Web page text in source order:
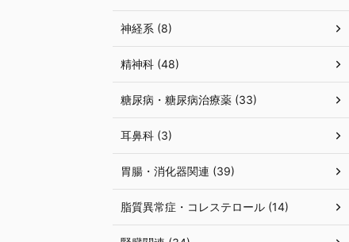
神経系 (8)
精神科 (48)
糖尿病・糖尿病治療薬 (33)
耳鼻科 (3)
胃腸・消化器関連 (39)
脂質異常症・コレステロール (14)